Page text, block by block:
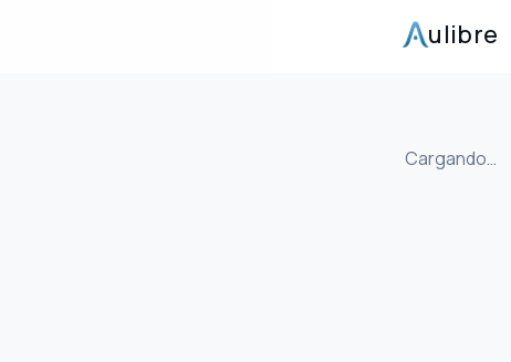
ulibre
Cargando…